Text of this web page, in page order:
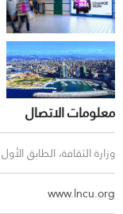
معلومات الاتصال
وزارة الثقافة، الطابق الأول
www.lncu.org